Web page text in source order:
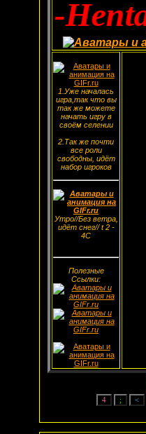
1.Уже началась
игра,так что вы
так же можете
начать игру в
своём селении
2.Так же почти
все роли
свободны, идёт
набор игроков
Утро//Без ветра,
идёт снег// t 2 -
4С
Полезные
Ссылки: